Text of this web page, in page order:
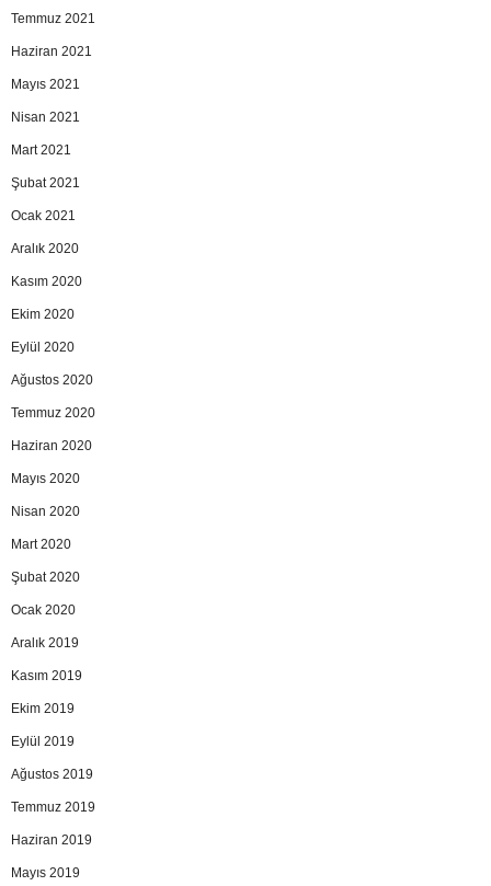
Temmuz 2021
Haziran 2021
Mayıs 2021
Nisan 2021
Mart 2021
Şubat 2021
Ocak 2021
Aralık 2020
Kasım 2020
Ekim 2020
Eylül 2020
Ağustos 2020
Temmuz 2020
Haziran 2020
Mayıs 2020
Nisan 2020
Mart 2020
Şubat 2020
Ocak 2020
Aralık 2019
Kasım 2019
Ekim 2019
Eylül 2019
Ağustos 2019
Temmuz 2019
Haziran 2019
Mayıs 2019